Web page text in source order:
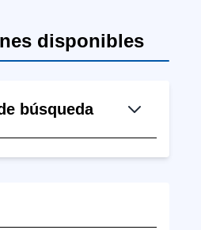
disponibles
búsqueda